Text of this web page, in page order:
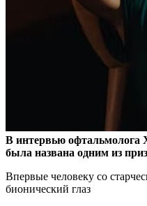
В интервью офтальмолога
была названа одним из
Впервые человеку со
бионический глаз